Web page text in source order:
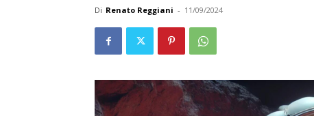
Di Renato Reggiani - 11/09/2024